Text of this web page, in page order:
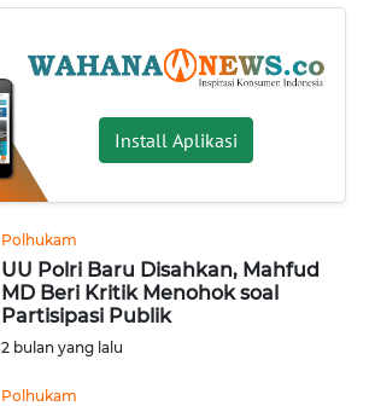
Install Aplikasi
Polhukam
UU Polri Baru Disahkan, Mahfud
MD Beri Kritik Menohok soal
Partisipasi Publik
2 bulan yang lalu
Polhukam